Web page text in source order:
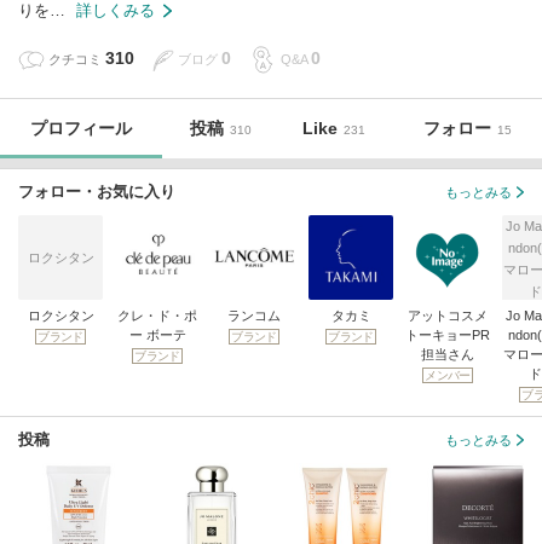
りを…
詳しくみる
クチコミ 310 ブログ 0 Q&A 0
プロフィール 投稿 310 Like 231 フォロー 15
フォロー・お気に入り もっとみる
ロクシタン
ロクシタン
ブランド
クレ・ド・ポ
ー ボーテ
ブランド
ランコム
ブランド
タカミ
ブランド
アットコスメ
トーキョーPR
担当さん
メンバー
Jo
マロ
Jo
マロ
ブ
投稿 もっとみる